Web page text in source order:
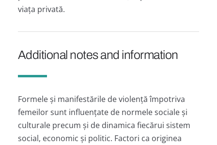
viața privată.
Additional notes and information
Formele și manifestările de violență împotriva
femeilor sunt influențate de normele sociale și
culturale precum și de dinamica fiecărui sistem
social, economic și politic. Factori ca originea